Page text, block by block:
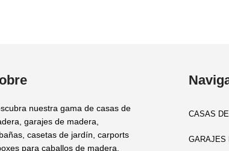
nuestra gama de casas de
garajes de madera,
casetas de jardín, carports
para caballos de madera,
CASAS
GARAJES